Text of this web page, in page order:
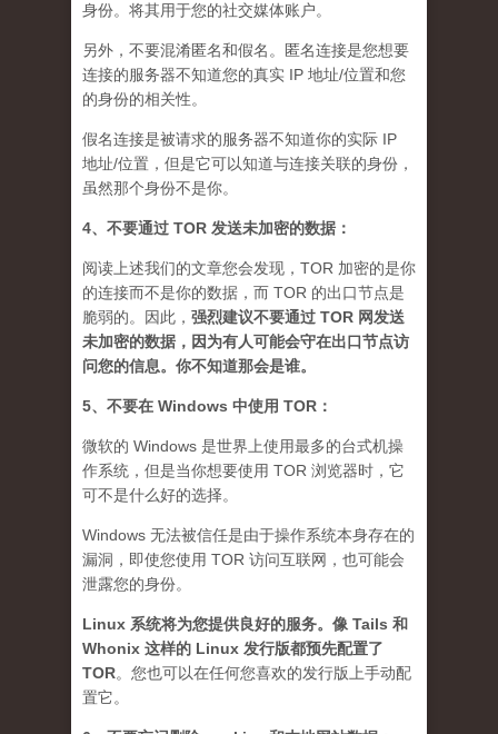
身份。将其用于您的社交媒体账户。
另外，不要混淆匿名和假名。匿名连接是您想要
连接的服务器不知道您的真实 IP 地址/位置和您
的身份的相关性。
假名连接是被请求的服务器不知道你的实际 IP
地址/位置，但是它可以知道与连接关联的身份，
虽然那个身份不是你。
4、不要通过 TOR 发送未加密的数据：
阅读上述我们的文章您会发现，TOR 加密的是你
的连接而不是你的数据，而 TOR 的出口节点是
脆弱的。因此， 强烈建议不要通过 TOR 网发送
未加密的数据，因为有人可能会守在出口节点访
问您的信息。你不知道那会是谁。
5、不要在 Windows 中使用 TOR：
微软的 Windows 是世界上使用最多的台式机操
作系统，但是当你想要使用 TOR 浏览器时，它
可不是什么好的选择。
Windows 无法被信任是由于操作系统本身存在的
漏洞，即使您使用 TOR 访问互联网，也可能会
泄露您的身份。
Linux 系统将为您提供良好的服务。像 Tails 和
Whonix 这样的 Linux 发行版都预先配置了
TOR。您也可以在任何您喜欢的发行版上手动配
置它。